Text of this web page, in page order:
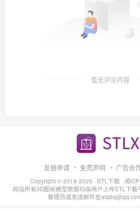
暂无评论内容
友链申请 免责声明 广告合
Copyright © 2018-2025 · STL下载
湘
网站所有3D图纸模型数据均由用户上传STL下
管理员或发送邮件至